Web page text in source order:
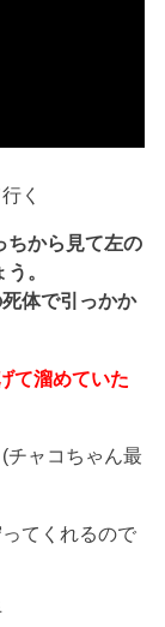
く
ちから見て左の
。
体で引っかか
て溜めていた
チャコちゃん最
てくれるので